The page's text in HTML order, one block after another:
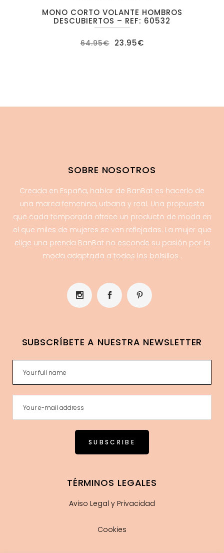
MONO CORTO VOLANTE HOMBROS
DESCUBIERTOS – REF: 60532
64.95€ El
precio
23.95€El
SOBRE NOSOTROS
Creada en España, hablar de BanBat es hacerlo de
una marca femenina, urbana y real. Una propuesta
que cada temporada ofrece un producto de moda en
el que miles de mujeres se ven reflejadas. La mujer que
elige una prenda BanBat no esconde su pasión por la
moda adaptada a todos los bolsillos .
SUBSCRÍBETE A NUESTRA NEWSLETTER
TÉRMINOS LEGALES
Aviso Legal y Privacidad
Cookies